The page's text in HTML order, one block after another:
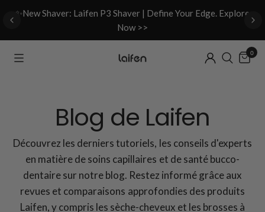
✨New Shaver: Laifen P3 Shaver | Define Your Edge. Explore
Now >>
0
Blog de Laifen
Découvrez les derniers tutoriels, les conseils d'experts
en matière de soins capillaires et de santé bucco-
dentaire sur notre blog. Restez informé grâce aux
revues et comparaisons approfondies des produits
Laifen, y compris les sèche-cheveux et les brosses à